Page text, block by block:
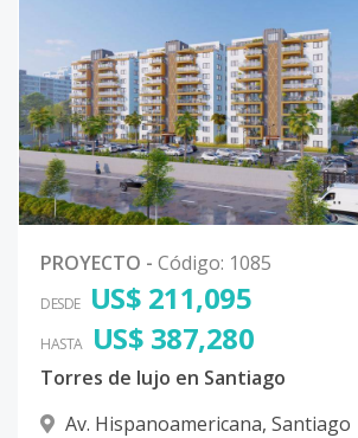
PROYECTO - Código: 1085
DESDE US$ 211,095
HASTA US$ 387,280
Torres de lujo en Santiago
Av. Hispanoamericana, Santiago